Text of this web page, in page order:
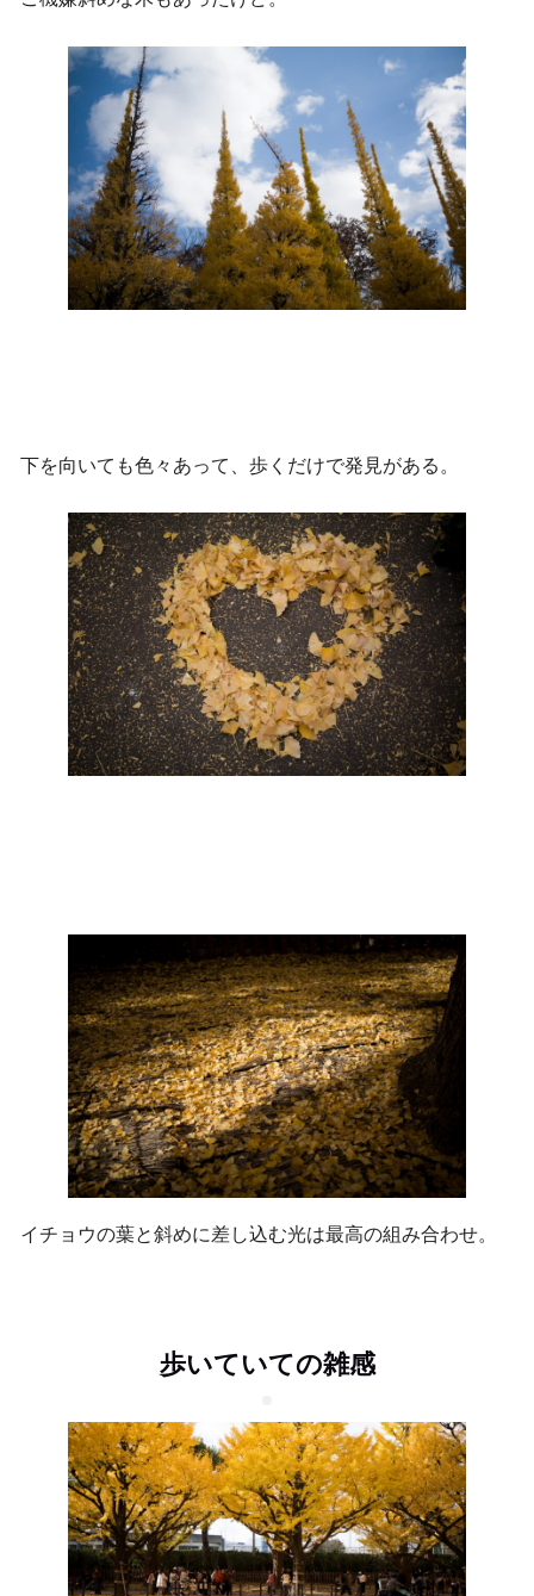
下を向いても色々あって、歩くだけで発見がある。
イチョウの葉と斜めに差し込む光は最高の組み合わせ。
歩いていての雑感